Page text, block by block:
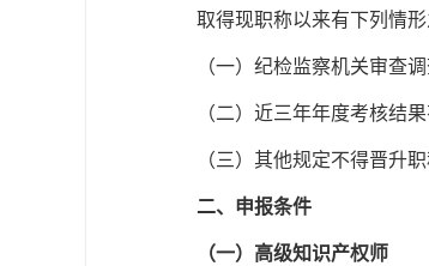
取得现职称以来有下列情
（一）纪检监察机关审查
（二）近三年年度考核结
（三）其他规定不得晋升职
二、申报条件
（一）高级知识产权师